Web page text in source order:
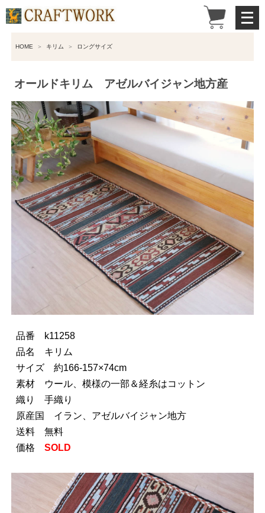
メ
ニ
HOME キリム ロングサイズ
オールドキリム アゼルバイジャン地方産
品番 k11258
品名 キリム
サイズ 約166-157×74cm
素材 ウール、模様の一部＆経糸はコットン
織り 手織り
原産国 イラン、アゼルバイジャン地方
送料 無料
価格 SOLD